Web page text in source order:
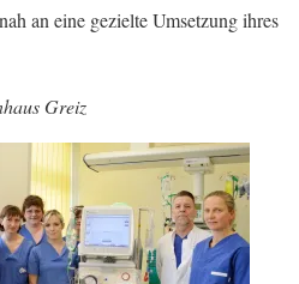
an eine gezielte Umsetzung ihres
Greiz